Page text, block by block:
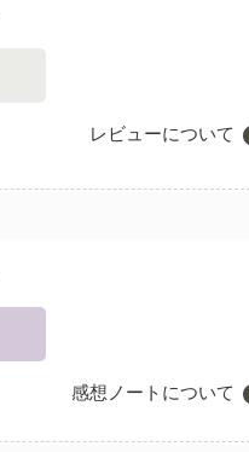
レビューについて
感想ノートについて